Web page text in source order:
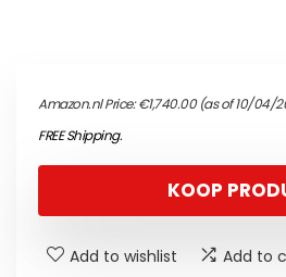
Amazon.nl Price:€1,740.00(as of 10/04/
FREE Shipping.
KOOP
Add to wishlist Add to